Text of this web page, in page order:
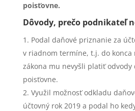
poisťovne.
Dôvody, prečo podnikateľ
Podal daňové priznanie za
v riadnom termíne, t.j. do konca
zákona mu nevyšli platiť odvody
poisťovne.
Využil možnosť odkladu
účtovný rok 2019 a podal ho